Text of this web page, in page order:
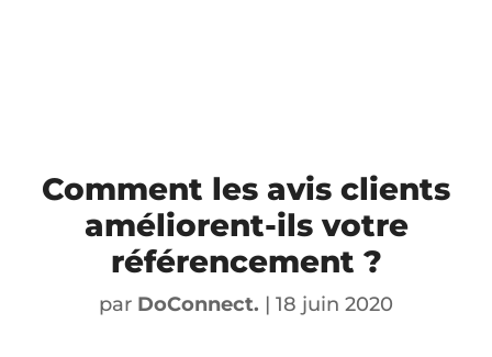
Comment les avis clients
améliorent-ils votre
référencement ?
par DoConnect. | 18 juin 2020